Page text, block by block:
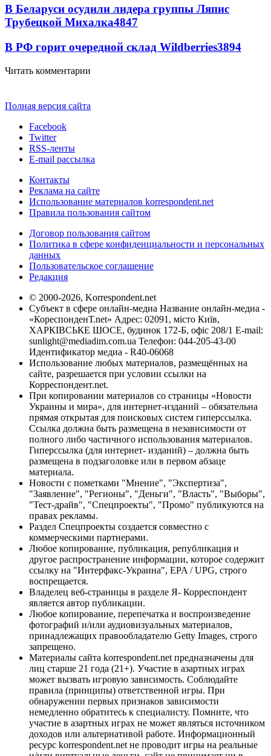
В Беларуси осудили лидера группы Ляпис
Трубецкой Михалка4847
В РФ горит очередной склад Wildberries3894
Читать комментарии
Полная версия сайта
Facebook
Twitter
RSS-ленты
E-mail рассылка
Контакты
Реклама на сайте
Использование материалов korrespondent.net
Правила пользования сайтом
Договор пользования сайтом
Политика в сфере конфиденциальности и персональных
данных
Пользовательское соглашение
Редакция
© 2000-2026, Korrespondent.net
Субъект в сфере онлайн-медиа Название онлайн-медиа -
«КореспонденТ.net» Адрес: 02091, місто Київ,
ХАРКІВСЬКЕ ШОСЕ, будинок 172-Б, офіс 208/1 E-mail:
sunlight@mediadim.com.ua Телефон: 044-205-43-00
Идентификатор медиа - R40-06068
Использование любых материалов, размещённых на
сайте, разрешается при условии ссылки на
Корреспондент.net.
При копировании материалов со страницы «Новости
Украины и мира», для интернет-изданий – обязательна
прямая открытая для поисковых систем гиперссылка.
Ссылка должна быть размещена в независимости от
полного либо частичного использования материалов.
Гиперссылка (для интернет- изданий) – должна быть
размещена в подзаголовке или в первом абзаце
материала.
Новости с пометками "Мнение", "Экспертиза",
"Заявление", "Регионы", "Деньги", "Власть", "Выборы",
"Тест-драйв", "Спецпроекты", "Промо" публикуются на
правах рекламы.
Раздел Спецпроекты создается совместно с
коммерческими партнерами.
Любое копирование, публикация, републикация и
другое распространение информации, которое содержит
ссылку на "Интерфакс-Украина", EPA / UPG, строго
воспрещается.
Владелец веб-страницы в разделе Я- Корреспондент
является автор публикации.
Любое копирование, перепечатка и воспроизведение
фотографий и/или аудиовизуальных материалов,
принадлежащих правообладателю Getty Images, строго
запрещено.
Материалы сайта korrespondent.net предназначены для
лиц старше 21 года (21+). Участие в азартных играх
может вызвать игровую зависимость. Соблюдайте
правила (принципы) ответственной игры. При
обнаружении первых признаков зависимости
немедленно обратитесь к специалисту. Помните, что
участие в азартных играх не может являться источником
доходов или альтернативой работе. Информационный
ресурс korrespondent.net не проводит игры на реальные